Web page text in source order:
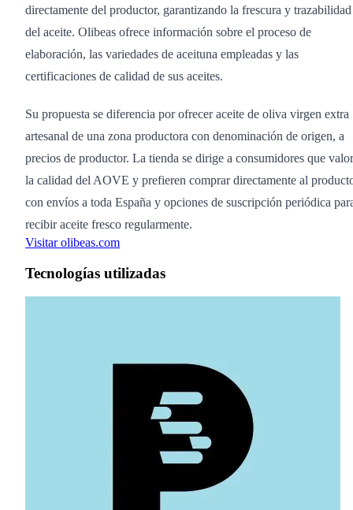
directamente del productor, garantizando la frescura y trazabilidad
del aceite. Olibeas ofrece información sobre el proceso de
elaboración, las variedades de aceituna empleadas y las
certificaciones de calidad de sus aceites.
Su propuesta se diferencia por ofrecer aceite de oliva virgen extra
artesanal de una zona productora con denominación de origen, a
precios de productor. La tienda se dirige a consumidores que
la calidad del AOVE y prefieren comprar directamente al
con envíos a toda España y opciones de suscripción periódica
recibir aceite fresco regularmente.
Visitar olibeas.com
Tecnologías utilizadas